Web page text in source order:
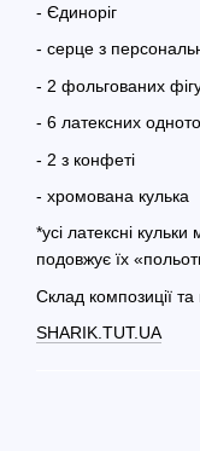
- Єдиноріг
- серце з
- 2 фольгованих
- 6 латексних
- 2 з конфеті
- хромована кулька
*усі латексні
подовжує їх
Склад композиції
SHARIK.TUT.UA